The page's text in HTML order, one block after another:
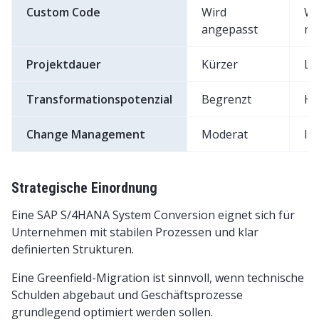
Custom Code
Wird
angepasst
Projektdauer Kürzer
Transformationspotenzial Begrenzt
Change Management Moderat
Strategische Einordnung
Eine SAP S/4HANA System Conversion eignet sich für
Unternehmen mit stabilen Prozessen und klar
definierten Strukturen.
Eine Greenfield-Migration ist sinnvoll, wenn technische
Schulden abgebaut und Geschäftsprozesse
grundlegend optimiert werden sollen.